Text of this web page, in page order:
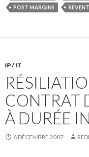
POST MARGINS
IP / IT
CONTRAT
À DURÉE
6 DÉCEMBRE 2007